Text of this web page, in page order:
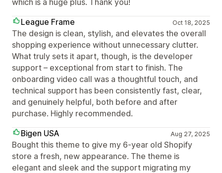
League Frame
Oct 18, 2025
The design is clean, stylish, and elevates the overall
shopping experience without unnecessary clutter.
What truly sets it apart, though, is the developer
support – exceptional from start to finish. The
onboarding video call was a thoughtful touch, and
technical support has been consistently fast, clear,
and genuinely helpful, both before and after
purchase. Highly recommended.
Bigen USA
Aug 27, 2025
Bought this theme to give my 6-year old Shopify
store a fresh, new appearance. The theme is
elegant and sleek and the support migrating my